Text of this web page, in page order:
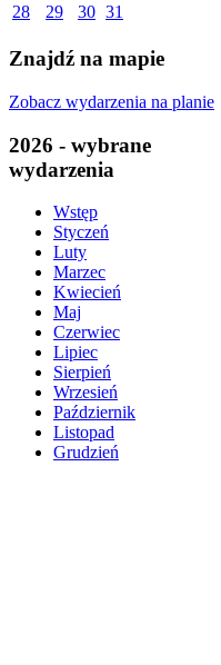
28
29 30 31
Znajdź na mapie
Zobacz wydarzenia na planie
2026 - wybrane
wydarzenia
Wstęp
Styczeń
Luty
Marzec
Kwiecień
Maj
Czerwiec
Lipiec
Sierpień
Wrzesień
Październik
Listopad
Grudzień